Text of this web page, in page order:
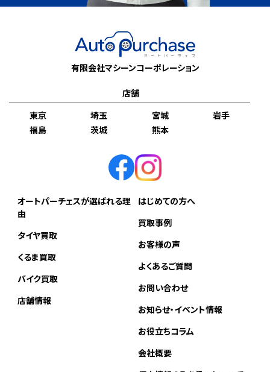
有限会社マシーンコーポレーション
店舗
東京
埼玉 宮城
岩手
福島
茨城 熊本
オートパーチェスが選ばれる理
由
タイヤ買取
くるま買取
バイク買取
店舗情報
はじめての方へ
買取事例
お客様の声
よくあるご質問
お問い合わせ
お知らせ・イベント情報
お役立ちコラム
会社概要